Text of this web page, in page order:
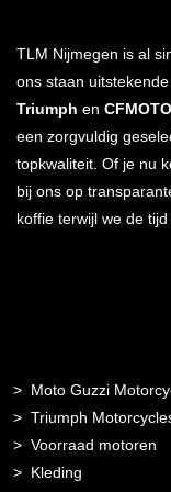
TLM Nijmegen is al
ons staan
Triumph en CFMOTO
een zorgvuldig
topkwaliteit. Of je nu
bij ons op
koffie terwijl we de tijd
Moto Guzzi
Triumph
Voorraad motoren
Kleding